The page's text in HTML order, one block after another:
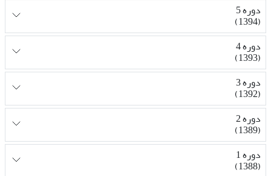
دوره 5
(1394)
دوره 4
(1393)
دوره 3
(1392)
دوره 2
(1389)
دوره 1
(1388)